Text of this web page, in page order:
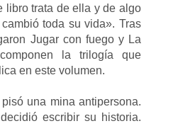
libro trata de ella y de algo
toda su vida». Tras
Jugar con fuego y La
la trilogía que
en este volumen.
una mina antipersona.
escribir su historia.